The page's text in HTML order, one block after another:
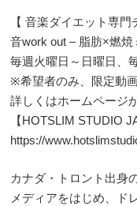
【 音楽ダイエット専門
音work out – 脂肪×燃
毎週火曜日～日曜日、
※希望者のみ、限定動
詳しくはホームページ
【HOTSLIM STUDIO
https://
カナダ・トロント出身
メディアをはじめ、ド